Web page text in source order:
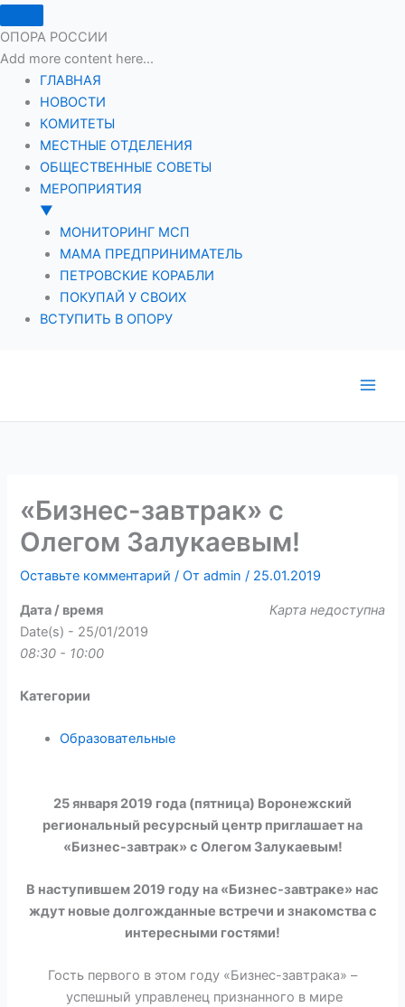
ОПОРА РОССИИ
Add more content here...
ГЛАВНАЯ
НОВОСТИ
КОМИТЕТЫ
МЕСТНЫЕ ОТДЕЛЕНИЯ
ОБЩЕСТВЕННЫЕ СОВЕТЫ
МЕРОПРИЯТИЯ
▼
МОНИТОРИНГ МСП
МАМА ПРЕДПРИНИМАТЕЛЬ
ПЕТРОВСКИЕ КОРАБЛИ
ПОКУПАЙ У СВОИХ
ВСТУПИТЬ В ОПОРУ
«Бизнес-завтрак» с
Олегом Залукаевым!
Оставьте комментарий / Отadmin/ 25.01.2019
Карта недоступна
Дата / время
Date(s) - 25/01/2019
08:30 - 10:00
Категории
Образовательные
25 января 2019 года (пятница) Воронежский
региональный ресурсный центр приглашает на
«Бизнес-завтрак» с Олегом Залукаевым!
В наступившем 2019 году на «Бизнес-завтраке» нас
ждут новые долгожданные встречи и знакомства с
интересными гостями!
Гость первого в этом году «Бизнес-завтрака» –
успешный управленец признанного в мире